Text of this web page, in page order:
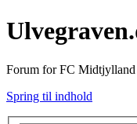
Forum for FC Midtjylland
Spring til indhold